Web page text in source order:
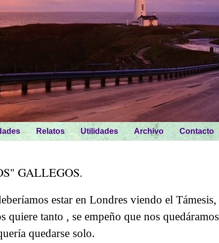
Relatos Utilidades Archivo Contacto
GALLEGOS.
estar en Londres viendo el Támesis,
tanto , se empeño que nos quedáramos
quedarse solo.